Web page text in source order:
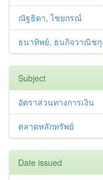
ณัฐธิตา, ไชยกรณ์
ธนาทิพย์, ธนกิจวาณิช
Subject
อัตราส่วนทางการเงิน
ตลาดหลักทรัพย์
Date issued